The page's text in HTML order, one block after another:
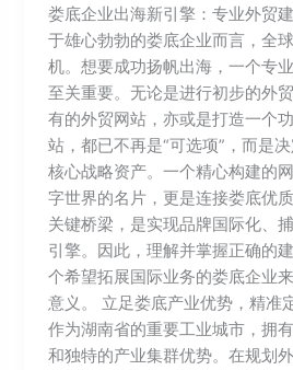
娄底企业出海新引擎：专业外贸
于雄心勃勃的娄底企业而言，全
机。想要成功扬帆出海，一个专
至关重要。无论是进行初步的外
有的外贸网站，亦或是打造一个
站，都已不再是“可选项”，而是
核心战略资产。一个精心构建的
字世界的名片，更是连接娄底优
关键桥梁，是实现品牌国际化、
引擎。因此，理解并掌握正确的
个希望拓展国际业务的娄底企业
意义。 立足娄底产业优势，精准
作为湖南省的重要工业城市，拥
和独特的产业集群优势。在规划